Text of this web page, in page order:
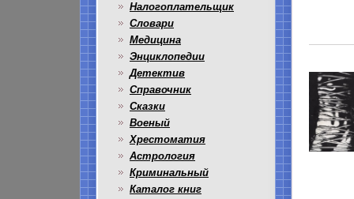
Налогоплательщик
Словари
Медицина
Энциклопедии
Детектив
Справочник
Сказки
Военый
Хрестоматия
Астрология
Криминальный
Каталог книг